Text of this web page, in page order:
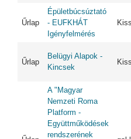
Űrlap
Épületbúcsúztató
- EUFKHÁT
Igényfelmérés
Űrlap
Belügyi Alapok -
Kincsek
A "Magyar
Nemzeti Roma
Platform -
Együttműködések
rendszerének